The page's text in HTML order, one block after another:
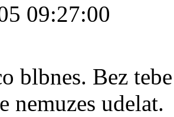
09:27:00
blbnes. Bez
nemuzes udelat.